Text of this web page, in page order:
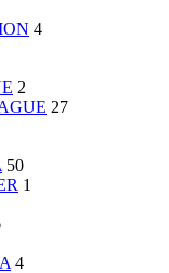
4
2
27
50
1
4